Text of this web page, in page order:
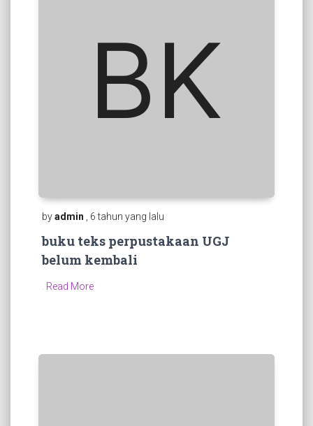
byadmin , 6 tahun yang lalu
buku teks perpustakaan UGJ
belum kembali
Read More